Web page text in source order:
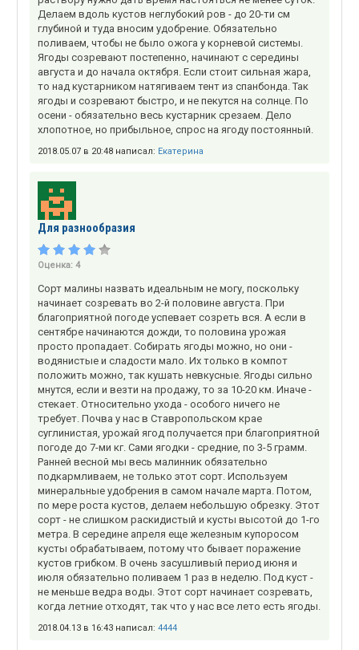
Делаем вдоль кустов неглубокий ров - до 20-ти см
глубиной и туда вносим удобрение. Обязательно
поливаем, чтобы не было ожога у корневой системы.
Ягоды созревают постепенно, начинают с середины
августа и до начала октября. Если стоит сильная жара,
то над кустарником натягиваем тент из спанбонда. Так
ягоды и созревают быстро, и не пекутся на солнце. По
осени - обязательно весь кустарник срезаем. Дело
хлопотное, но прибыльное, спрос на ягоду постоянный.
2018.05.07 в 20:48 написал: Екатерина
Для разнообразия
Оценка: 4
Сорт малины назвать идеальным не могу, поскольку
начинает созревать во 2-й половине августа. При
благоприятной погоде успевает созреть вся. А если в
сентябре начинаются дожди, то половина урожая
просто пропадает. Собирать ягоды можно, но они -
водянистые и сладости мало. Их только в компот
положить можно, так кушать невкусные. Ягоды сильно
мнутся, если и везти на продажу, то за 10-20 км. Иначе -
стекает. Относительно ухода - особого ничего не
требует. Почва у нас в Ставропольском крае
суглинистая, урожай ягод получается при благоприятной
погоде до 7-ми кг. Сами ягодки - средние, по 3-5 грамм.
Ранней весной мы весь малинник обязательно
подкармливаем, не только этот сорт. Используем
минеральные удобрения в самом начале марта. Потом,
по мере роста кустов, делаем небольшую обрезку. Этот
сорт - не слишком раскидистый и кусты высотой до 1-го
метра. В середине апреля еще железным купоросом
кусты обрабатываем, потому что бывает поражение
кустов грибком. В очень засушливый период июня и
июля обязательно поливаем 1 раз в неделю. Под куст -
не меньше ведра воды. Этот сорт начинает созревать,
когда летние отходят, так что у нас все лето есть ягоды.
2018.04.13 в 16:43 написал: 4444